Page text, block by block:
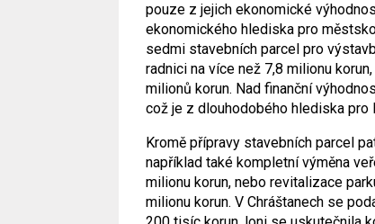
pouze z jejich ekonomické
ekonomického hlediska pro
sedmi stavebních parcel pro
radnici na více než 7,8 milionu
milionů korun. Nad finanční
což je z dlouhodobého hlediska pro
Kromě přípravy stavebních parcel
například také kompletní výměna
milionu korun, nebo revitalizace
milionu korun. V Chráštanech se